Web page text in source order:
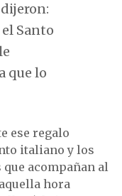
Santo
que lo
ese regalo
italiano y los
acompañan al
hora